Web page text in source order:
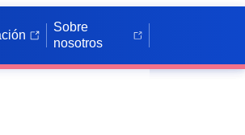
Sobre
nosotros